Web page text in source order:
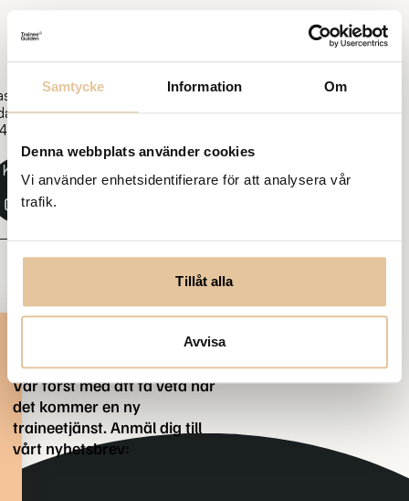
Samtycke Information Om
Denna webbplats använder cookies
Vi använder enhetsidentifierare för att analysera vår
trafik.
Tillåt alla
Avvisa
05-
Kopiera
länk
Prenumerera på nya
Var först med att få veta när
det kommer en ny
traineetjänst. Anmäl dig till
vårt nyhetsbrev: